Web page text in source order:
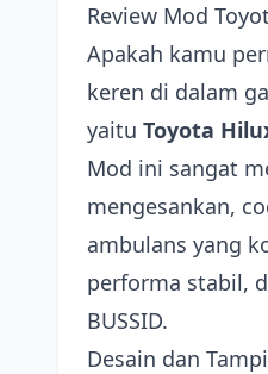
Review Mod
Apakah kamu
keren di dalam
yaitu Toyota
Mod ini sangat
mengesankan,
ambulans yang
performa stabil,
BUSSID.
Desain dan